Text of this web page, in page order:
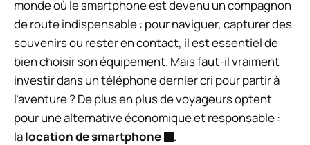
monde où le smartphone est devenu un compagnon
de route indispensable : pour naviguer, capturer des
souvenirs ou rester en contact, il est essentiel de
bien choisir son équipement. Mais faut-il vraiment
investir dans un téléphone dernier cri pour partir à
l’aventure ? De plus en plus de voyageurs optent
pour une alternative économique et responsable :
lalocation de smartphone .